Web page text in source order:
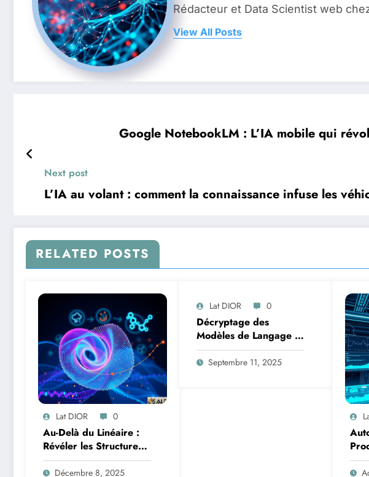
Rédacteur et Data Scientist web
View All Posts
Google NotebookLM : L’IA mobile qui
Next post
L’IA au volant : comment la connaissance infuse les
RELATED POSTS
Lat DIOR 0
Au-Delà du Linéaire :
Révéler les Structures
Cachées des Données
avec l’Analyse en
Décembre 8, 2025
Lat DIOR 0
Décryptage des
Modèles de Langage :
Une Exploration des
Trajectoires
Septembre 11, 2025
de